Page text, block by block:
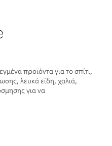
προϊόντα για το σπίτι,
λευκά είδη, χαλιά,
για να